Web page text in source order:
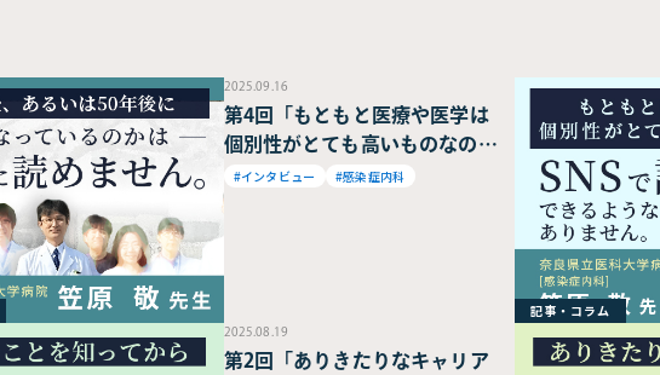
2025.09.16
第4回「もともと医療や医学は
個別性がとても高いものなの
で、SNSで議論できるようなも
のではありません。」奈良県立
#インタビュー #感染症内科
記事・コラム
2025.08.19
第2回「ありきたりなキャリア